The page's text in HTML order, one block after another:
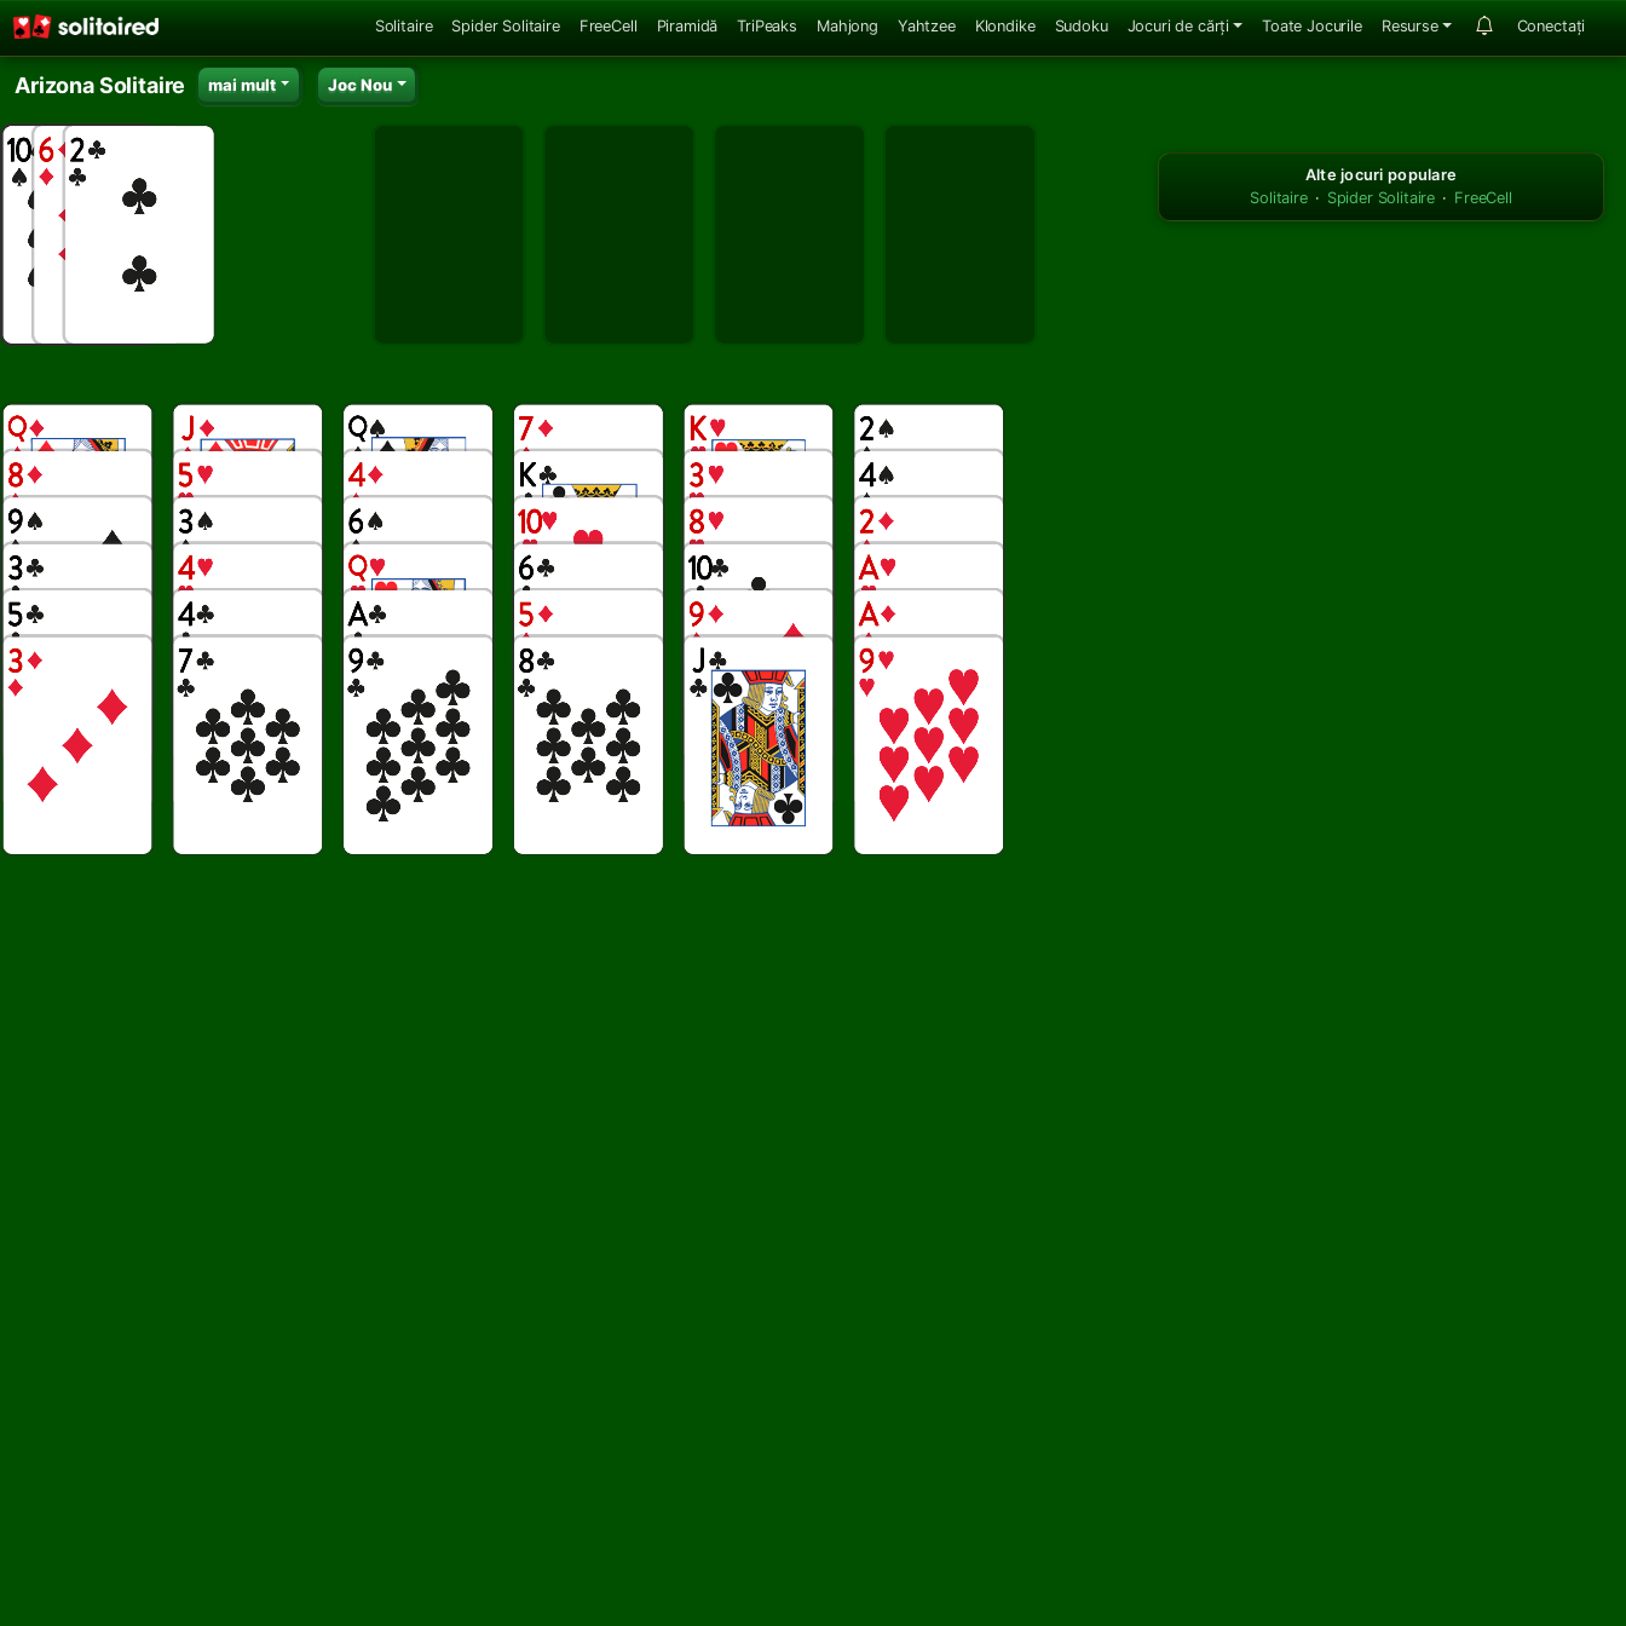
Solitaire Spider Solitaire FreeCell Piramidă TriPeaks Mahjong Yahtzee Klondike Sudoku Jocuri de cărți Toate Jocurile Resurse Conectați
Arizona Solitaire mai mult Joc Nou
Alte jocuri populare
Solitaire · Spider Solitaire · FreeCell